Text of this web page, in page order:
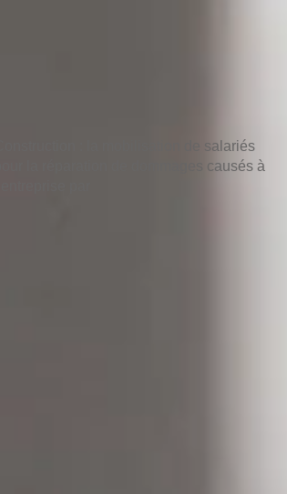
Construction : la mobilisation de salariés
pour la réparation de dommages causés à